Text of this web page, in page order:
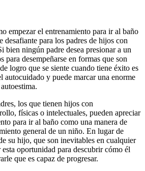
empezar el entrenamiento para ir al baño
desafiante para los padres de hijos con
bien ningún padre desea presionar a un
para desempeñarse en formas que son
logro que se siente cuando tiene éxito es
autocuidado y puede marcar una enorme
los que tienen hijos con
físicas o intelectuales, pueden apreciar
para ir al baño como una manera de
general de un niño. En lugar de
su hijo, que son inevitables en cualquier
oportunidad para descubrir cómo él
que es capaz de progresar.